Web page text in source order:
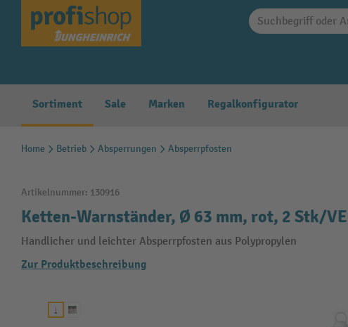
Zur Hauptnavigation springen
Sortiment Sale Marken Regalkonfigurator
Home Betrieb Absperrungen Absperrpfosten
Artikelnummer: 130916
Ketten-Warnständer, Ø 63 mm, rot, 2 Stk/VE
Handlicher und leichter Absperrpfosten aus Polypropylen
Zur Produktbeschreibung